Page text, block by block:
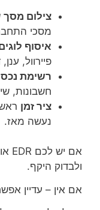
צילום מסך
מסכי
איסוף
פיירוול,
רשימת
חשבונות,
ציר זמן
נעשה מאז.
ולבדוק היקף.
אם אין – עדיין